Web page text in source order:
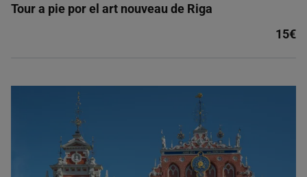
Tour a pie por el art nouveau de Riga
15€